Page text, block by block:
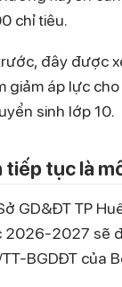
chỉ tiêu.
đây được
giảm áp lực
sinh lớp 10.
tiếp tục là
GD&ĐT TP
2026-2027 sẽ
BGDĐT của